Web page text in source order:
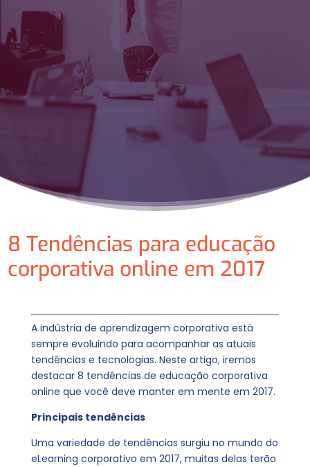
8 Tendências para educação
corporativa online em 2017
A indústria de aprendizagem corporativa está
sempre evoluindo para acompanhar as atuais
tendências e tecnologias. Neste artigo, iremos
destacar 8 tendências de educação corporativa
online que você deve manter em mente em 2017.
Principais tendências
Uma variedade de tendências surgiu no mundo do
eLearning corporativo em 2017, muitas delas terão